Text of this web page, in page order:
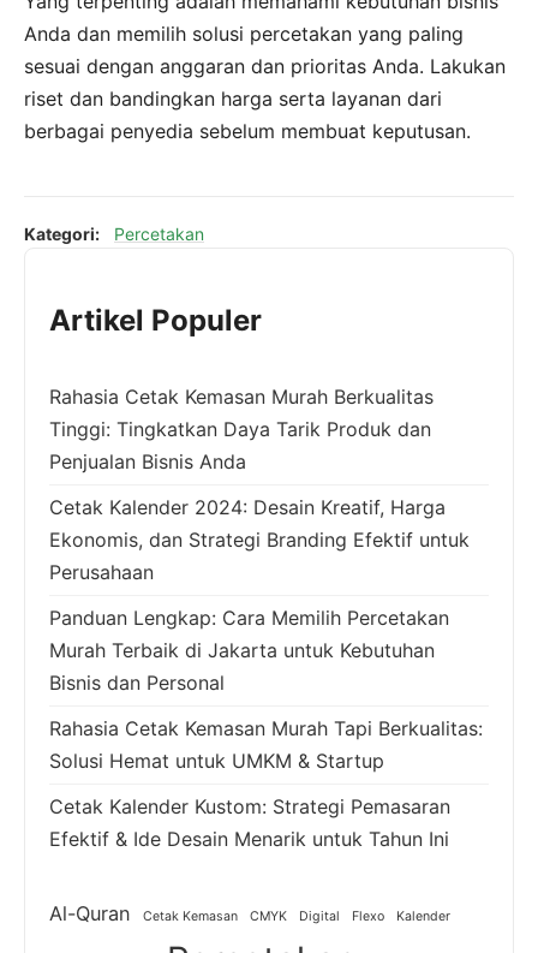
Anda dan memilih solusi percetakan yang paling
sesuai dengan anggaran dan prioritas Anda. Lakukan
riset dan bandingkan harga serta layanan dari
berbagai penyedia sebelum membuat keputusan.
Kategori: Percetakan
Artikel Populer
Rahasia Cetak Kemasan Murah Berkualitas
Tinggi: Tingkatkan Daya Tarik Produk dan
Penjualan Bisnis Anda
Cetak Kalender 2024: Desain Kreatif, Harga
Ekonomis, dan Strategi Branding Efektif untuk
Perusahaan
Panduan Lengkap: Cara Memilih Percetakan
Murah Terbaik di Jakarta untuk Kebutuhan
Bisnis dan Personal
Rahasia Cetak Kemasan Murah Tapi Berkualitas:
Solusi Hemat untuk UMKM & Startup
Cetak Kalender Kustom: Strategi Pemasaran
Efektif & Ide Desain Menarik untuk Tahun Ini
Al-Quran Cetak Kemasan CMYK Digital Flexo Kalender